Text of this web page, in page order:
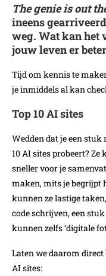
The genie is out
ineens
weg. Wat kan het
jouw leven er
Tijd om kennis te
je inmiddels al kan
Top 10 AI sites
Wedden dat je een
10 AI sites probeert?
sneller voor je
maken, mits je begrijpt
kunnen ze lastige
code schrijven, een
kunnen zelfs ‘digitale
Laten we daarom direct
AI sites: